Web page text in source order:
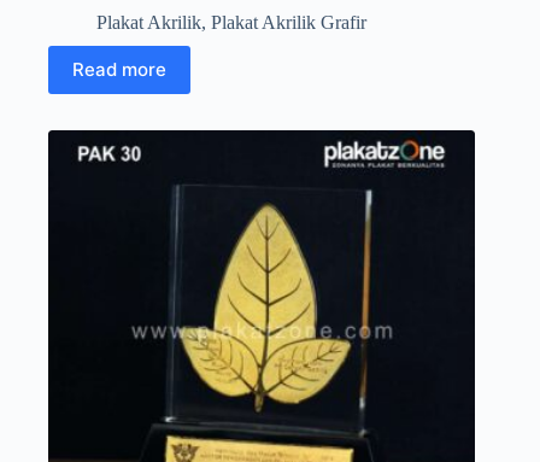
Plakat Akrilik, Plakat Akrilik Grafir
Read more